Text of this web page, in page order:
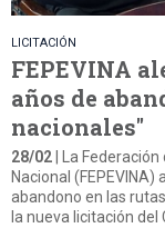
LICITACIÓN
FEPEVINA
años de
nacionales"
28/02 | La
Nacional
abandono en las
la nueva licitación del